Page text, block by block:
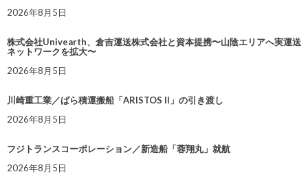
2026年8月5日
株式会社Univearth、倉吉運送株式会社と資本提携〜山陰エリアへ実運送
ネットワークを拡大〜
2026年8月5日
川崎重工業／ばら積運搬船「ARISTOS II」の引き渡し
2026年8月5日
フジトランスコーポレーション／新造船「蓉翔丸」就航
2026年8月5日